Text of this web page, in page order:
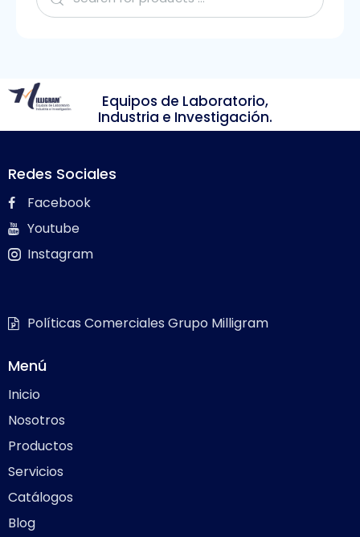
Equipos de Laboratorio,
Industria e Investigación.
Redes Sociales
Facebook
Youtube
Instagram
Políticas Comerciales Grupo Milligram
Menú
Inicio
Nosotros
Productos
Servicios
Catálogos
Blog